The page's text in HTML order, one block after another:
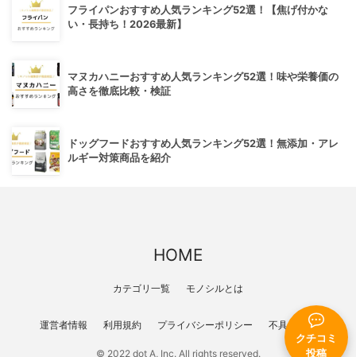
クチコミ
投稿
フライパンおすすめ人気ランキング52選！【焦げ付かな
い・長持ち！2026最新】
マヌカハニーおすすめ人気ランキング52選！味や栄養価の
高さを徹底比較・検証
ドッグフードおすすめ人気ランキング52選！無添加・アレ
ルギー対策商品を紹介
HOME
カテゴリ一覧 モノシルとは
運営者情報 利用規約 プライバシーポリシー 不具合報告
© 2022 dot A, Inc. All rights reserved.